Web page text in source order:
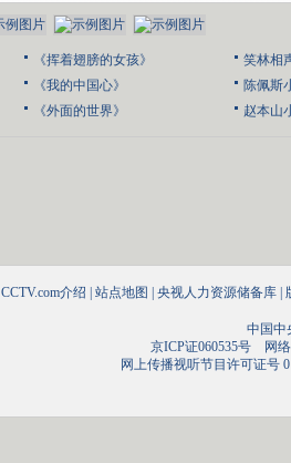
《挥着翅膀的女孩》
《我的中国心》
《外面的世界》
笑林相
陈佩斯
赵本山
CCTV.com介绍 | 站点地图 | 央视人力资源储备库 |
中国中
京ICP证060535号网络
网上传播视听节目许可证号